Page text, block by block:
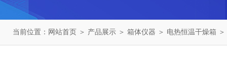
当前位置： 网站首页 ＞ 产品展示 ＞ 箱体仪器 ＞ 电热恒温干燥箱